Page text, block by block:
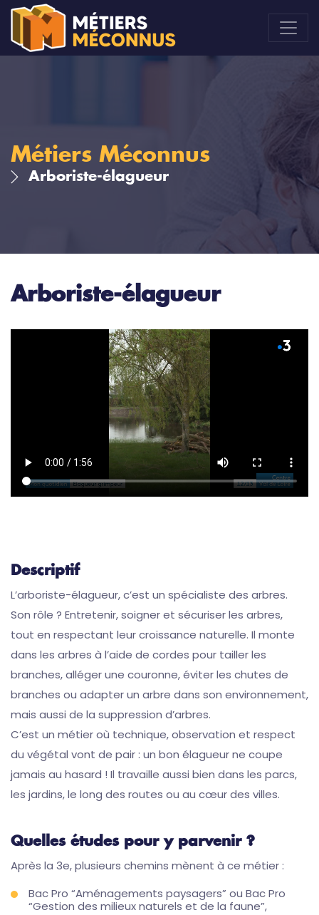
Métiers Méconnus
Arboriste-élagueur
Arboriste-élagueur
Descriptif
L’arboriste-élagueur, c’est un spécialiste des arbres.
Son rôle ? Entretenir, soigner et sécuriser les arbres,
tout en respectant leur croissance naturelle. Il monte
dans les arbres à l’aide de cordes pour tailler les
branches, alléger une couronne, éviter les chutes de
branches ou adapter un arbre dans son environnement,
mais aussi de la suppression d’arbres.
C’est un métier où technique, observation et respect
du végétal vont de pair : un bon élagueur ne coupe
jamais au hasard ! Il travaille aussi bien dans les parcs,
les jardins, le long des routes ou au cœur des villes.
Quelles études pour y parvenir ?
Après la 3e, plusieurs chemins mènent à ce métier :
Bac Pro “Aménagements paysagers” ou Bac Pro
“Gestion des milieux naturels et de la faune”,